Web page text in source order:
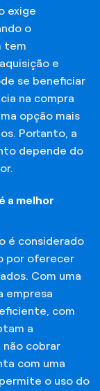
exige
o
tem
e
se beneficiar
na compra
opção mais
Portanto, a
depende do
a melhor
é considerado
por oferecer
Com uma
empresa
com
a
cobrar
com uma
o uso do